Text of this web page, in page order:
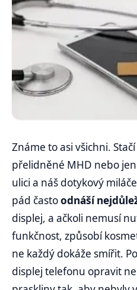
Známe to asi všichni.
přelidněné MHD nebo
ulici a náš dotykový
pád častoodnáší
displej, a ačkoli nemusí
funkčnost, způsobí
ne každý dokáže smířit.
displej telefonu opravit